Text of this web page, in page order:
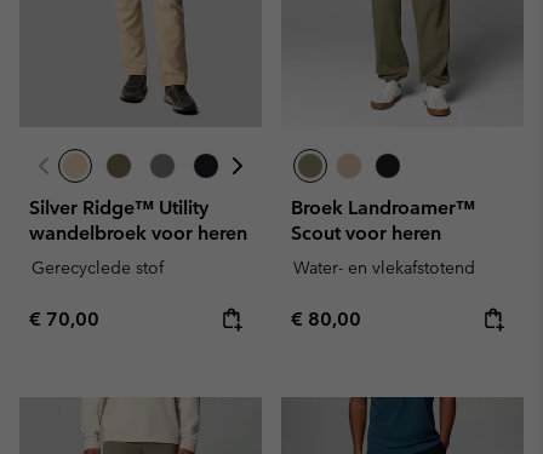
Silver Ridge™ Utility
wandelbroek voor heren
Gerecyclede stof
Regular price:
€ 70,00
Broek Landroamer™
Scout voor heren
Water- en vlekafstotend
Regular price:
€ 80,00